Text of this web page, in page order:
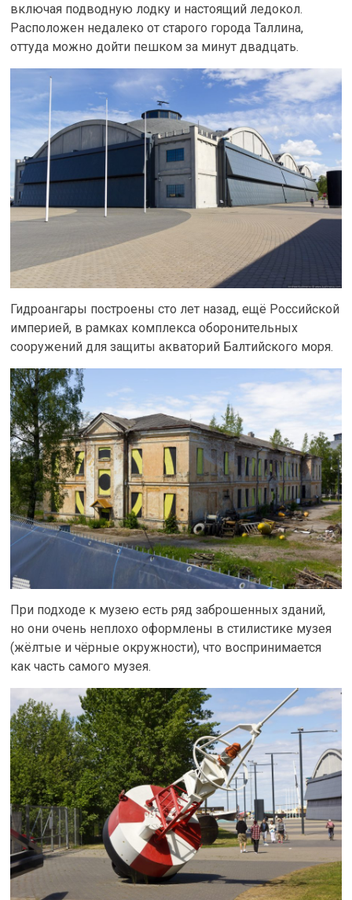
включая подводную лодку и настоящий ледокол.
Расположен недалеко от старого города Таллина,
оттуда можно дойти пешком за минут двадцать.
Гидроангары построены сто лет назад, ещё Российской
империей, в рамках комплекса оборонительных
сооружений для защиты акваторий Балтийского моря.
При подходе к музею есть ряд заброшенных зданий,
но они очень неплохо оформлены в стилистике музея
(жёлтые и чёрные окружности), что воспринимается
как часть самого музея.